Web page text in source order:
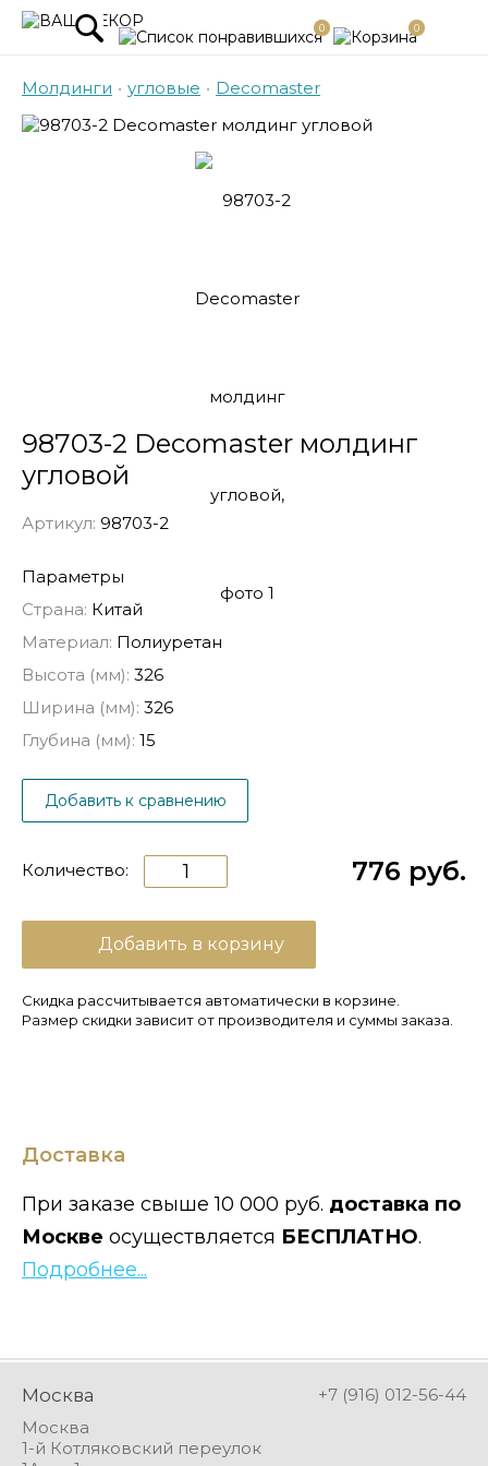
0 0
Молдинги • угловые • Decomaster
98703-2 Decomaster молдинг
угловой
Артикул: 98703-2
Параметры
Страна: Китай
Материал: Полиуретан
Высота (мм): 326
Ширина (мм): 326
Глубина (мм): 15
Добавить к сравнению
776 руб.
Количество:
Добавить в корзину
Скидка рассчитывается автоматически в корзине.
Размер скидки зависит от производителя и суммы заказа.
Доставка
При заказе свыше 10 000 руб. доставка по
Москве осуществляется БЕСПЛАТНО.
Подробнее...
Москва
+7 (916) 012-56-44
Москва
1-й Котляковский переулок